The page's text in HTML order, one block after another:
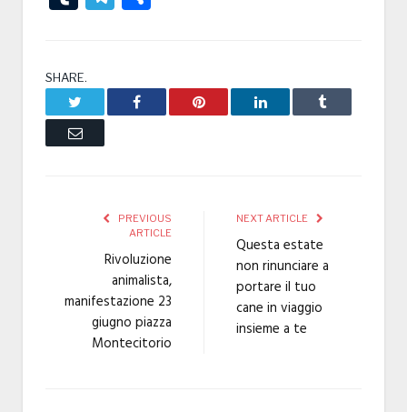
SHARE.
Facebook Pinterest LinkedIn Tumblr
Email
PREVIOUS
ARTICLE
Rivoluzione
animalista,
manifestazione 23
giugno piazza
Montecitorio
NEXT ARTICLE
Questa estate
non rinunciare a
portare il tuo
cane in viaggio
insieme a te